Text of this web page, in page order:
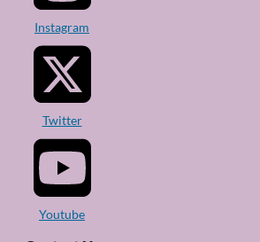
Instagram
Twitter
Youtube